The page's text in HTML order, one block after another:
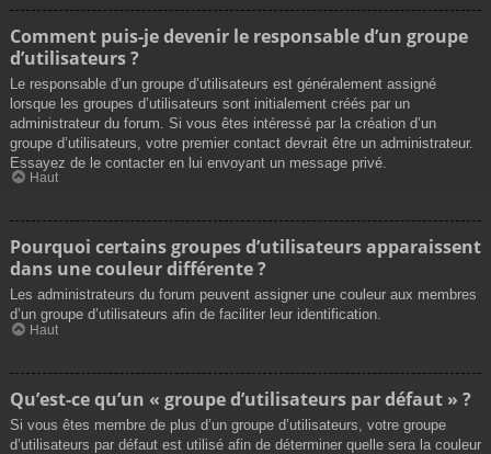
Comment puis-je devenir le responsable d’un groupe
d’utilisateurs ?
Le responsable d’un groupe d’utilisateurs est généralement assigné
lorsque les groupes d’utilisateurs sont initialement créés par un
administrateur du forum. Si vous êtes intéressé par la création d’un
groupe d’utilisateurs, votre premier contact devrait être un administrateur.
Essayez de le contacter en lui envoyant un message privé.
Haut
Pourquoi certains groupes d’utilisateurs apparaissent
dans une couleur différente ?
Les administrateurs du forum peuvent assigner une couleur aux membres
d’un groupe d’utilisateurs afin de faciliter leur identification.
Haut
Qu’est-ce qu’un « groupe d’utilisateurs par défaut » ?
Si vous êtes membre de plus d’un groupe d’utilisateurs, votre groupe
d’utilisateurs par défaut est utilisé afin de déterminer quelle sera la couleur